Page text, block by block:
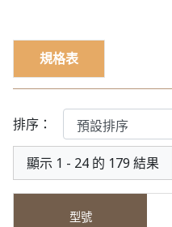
規格表
排序：
顯示 1 - 24 的 179 結果